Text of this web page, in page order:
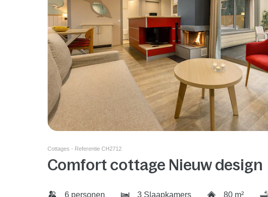
Cottages - Referentie CH2712
Comfort cottage Nieuw design
6 personen 3 Slaapkamers 80 m²